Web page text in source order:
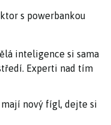
s powerbankou
inteligence si sama
Experti nad tím
nový fígl, dejte si